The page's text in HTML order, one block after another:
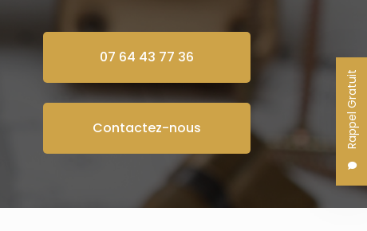
Rappel Gratuit
07 64 43 77 36
Contactez-nous